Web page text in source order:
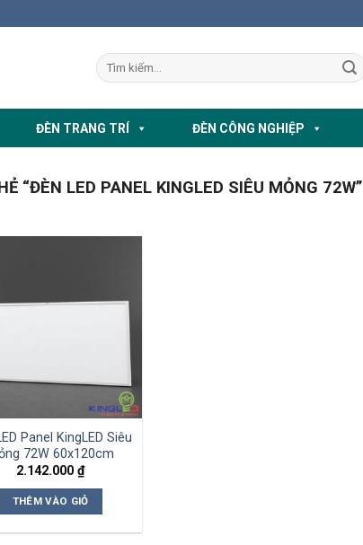
ĐÈN TRANG TRÍ ĐÈN CÔNG NGHIỆP
“ĐÈN LED PANEL KINGLED SIÊU MỎNG 72W”
Panel KingLED Siêu
72W 60x120cm
2.142.000₫
THÊM VÀO GIỎ